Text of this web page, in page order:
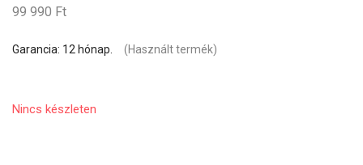
99 990 Ft
Garancia: 12 hónap. (Használt termék)
Nincs készleten